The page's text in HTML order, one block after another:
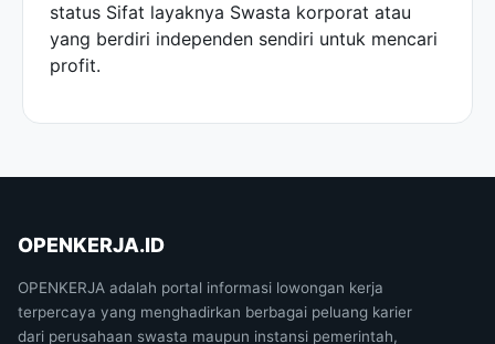
status Sifat layaknya Swasta korporat atau
yang berdiri independen sendiri untuk mencari
profit.
OPENKERJA.ID
OPENKERJA adalah portal informasi lowongan kerja
terpercaya yang menghadirkan berbagai peluang karier
dari perusahaan swasta maupun instansi pemerintah,